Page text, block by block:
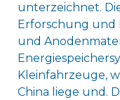
unterzeichnet.
Erforschung und
und
Kleinfahrzeuge,
China liege und.